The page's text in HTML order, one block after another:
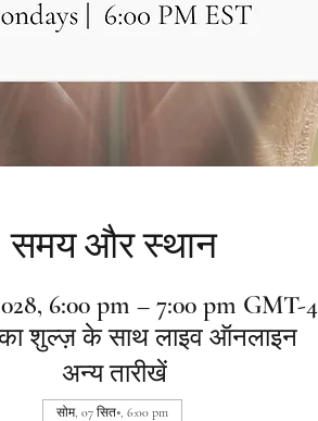
समय और स्थान
6:00 pm – 7:00 pm GMT-4
शुल्ज़ के साथ लाइव ऑनलाइन
अन्य तारीखें
सोम, 07 सित॰, 6:00 pm